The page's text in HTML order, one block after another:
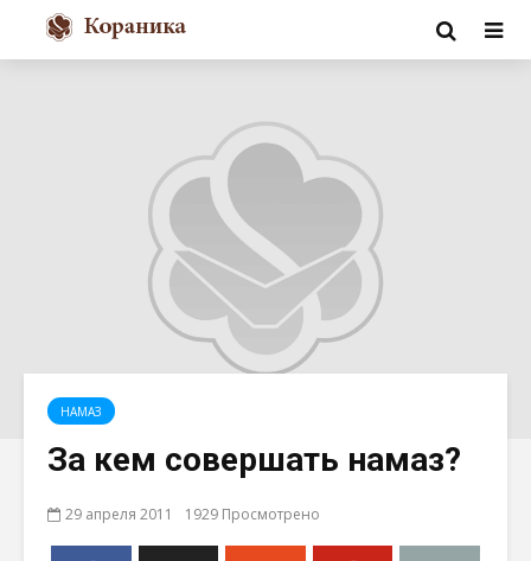
НАМАЗ
За кем совершать намаз?
29 апреля 2011 1929 Просмотрено